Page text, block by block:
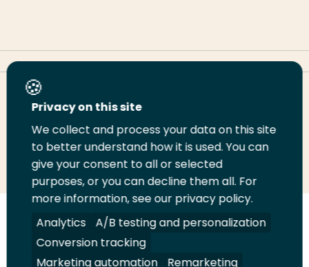
Deel deze pagina
Deel
LinkedIn
Deel
op
Twitter
Deel
op
Facebook
Email
deze
pagina
Print
deze
pagina
Volg
ons
op
Volg
ons
op
Volg
ons
op
Volg
ons
op
Juridisch Security A-Z Index Contact
Privacy on this site
We collect and process your data on this site
to better understand how it is used. You can
give your consent to all or selected
purposes, or you can decline them all. For
more information, see our privacy policy.
Analytics
A/B testing and personalization
Conversion tracking
Marketing automation
Remarketing